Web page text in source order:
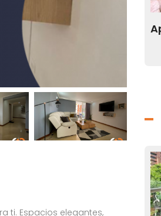
ti. Espacios elegantes,